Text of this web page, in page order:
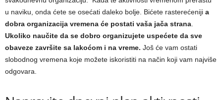
u naviku, onda ćete se osećati daleko bolje. Bićete rasterećeniji a
dobra organizacija vremena će postati vaša jača strana.
Ukoliko naučite da se dobro organizujete uspećete da sve
obaveze završite sa lakoćom i na vreme. Još će vam ostati
slobodnog vremena koje možete iskoristiti na način koji vam najviše
odgovara.